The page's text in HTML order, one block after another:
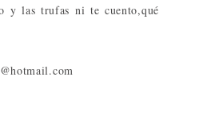
y las trufas ni te cuento,qué